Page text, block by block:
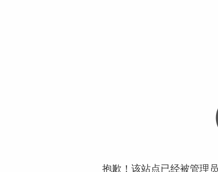
抱歉！该站点已经被管理